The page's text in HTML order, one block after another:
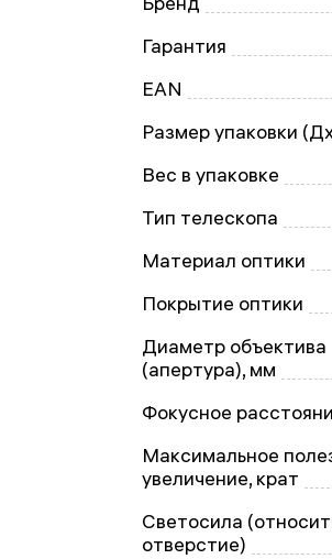
Гарантия
EAN
Размер упаковки
Вес в упаковке
Тип телескопа
Материал оптики
Покрытие оптики
Диаметр объектива
(апертура), мм
Фокусное
Максимальное
увеличение, крат
Светосила
отверстие)